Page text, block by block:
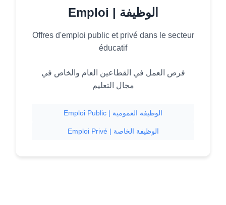
Emploi | الوظيفة
Offres d'emploi public et privé dans le secteur
éducatif
فرص العمل في القطاعين العام والخاص في
مجال التعليم
Emploi Public | الوظيفة العمومية
Emploi Privé | الوظيفة الخاصة